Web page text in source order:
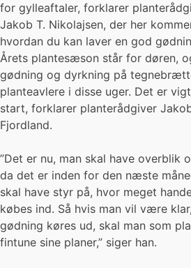
for gylleaftaler, forklarer
Jakob T. Nikolajsen, der her
hvordan du kan laver en god
Årets plantesæson står for døren,
gødning og dyrkning på
planteavlere i disse uger. Det er
start, forklarer planterådgiver
Fjordland.
”Det er nu, man skal have overblik
da det er inden for den næste
skal have styr på, hvor meget
købes ind. Så hvis man vil være
gødning køres ud, skal man som
fintune sine planer,” siger han.